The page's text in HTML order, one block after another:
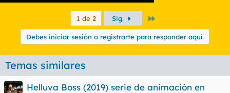
1 de 2 Sig.
Debes iniciar sesión o registrarte para responder aquí.
Temas similares
Helluva Boss (2019) serie de animación en